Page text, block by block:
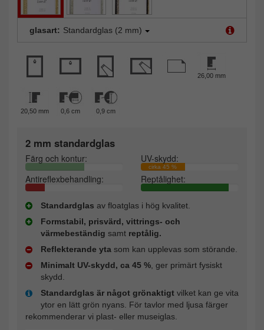
glasart: Standardglas (2 mm)
26,00 mm
20,50 mm 0,6 cm 0,9 cm
2 mm standardglas
Färg och kontur: UV-skydd:
cirka 45 %
Antireflexbehandling: Reptålighet:
Standardglas av floatglas i hög kvalitet.
Formstabil, prisvärd, vittrings- och
värmebeständig samt reptålig.
Reflekterande yta som kan upplevas som störande.
Minimalt UV-skydd, ca 45 %, ger primärt fysiskt
skydd.
Standardglas är något grönaktigt vilket kan ge vita
ytor en lätt grön nyans. För tavlor med ljusa färger
rekommenderar vi plast- eller museiglas.